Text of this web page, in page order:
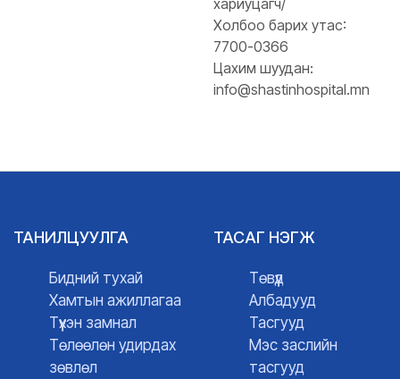
хариуцагч/
Холбоо барих утас:
7700-0366
Цахим шуудан:
info@shastinhospital.mn
ТАНИЛЦУУЛГА
Бидний тухай
Хамтын ажиллагаа
Түүхэн замнал
Төлөөлөн удирдах
зөвлөл
ТАСАГ НЭГЖ
Төвүүд
Албадууд
Тасгууд
Мэс заслийн
тасгууд